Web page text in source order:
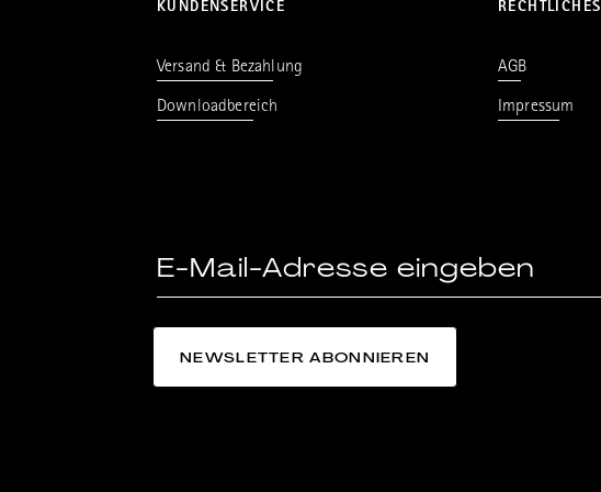
KUNDENSERVICE
Versand & Bezahlung
Downloadbereich
RECHTLICHES
AGB
Impressum